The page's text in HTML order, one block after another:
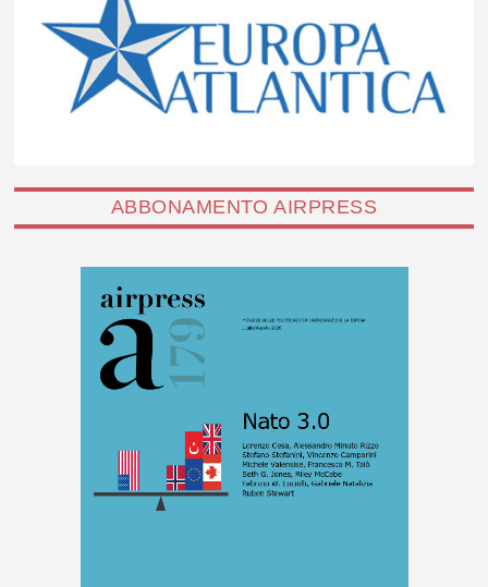
ABBONAMENTO AIRPRESS